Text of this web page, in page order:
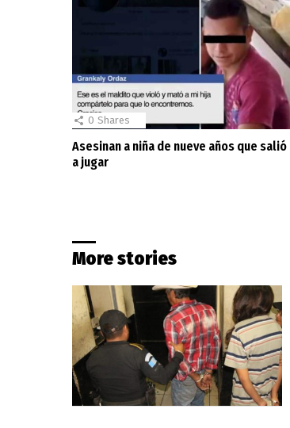
0 Shares
Asesinan a niña de nueve años que salió
a jugar
More stories